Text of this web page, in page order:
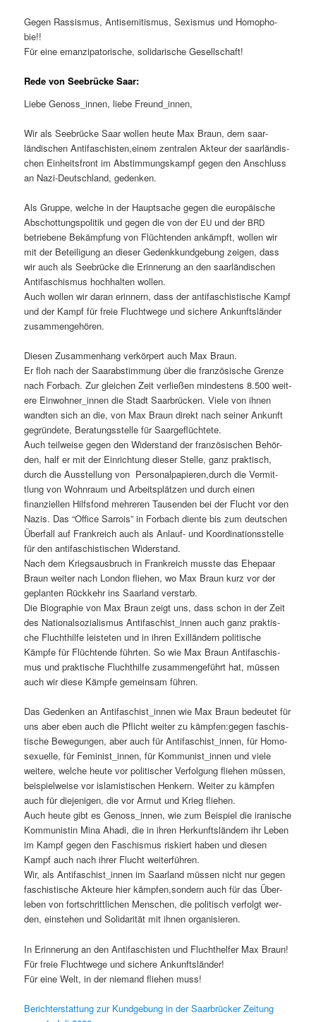
Gegen Ras­sis­mus, Anti­semitismus, Sex­is­mus und Homo­pho­
bie!!
Für eine emanzi­pa­torische, sol­i­darische Gesellschaft!
Rede von Seebrücke Saar:
Liebe Genoss_innen, liebe Freund_innen,
Wir als See­brücke Saar wollen heute Max Braun, dem saar­
ländis­chen Antifaschisten,einem zen­tralen Akteur der saar­ländis­
chen Ein­heits­front im Abstim­mungskampf gegen den Anschluss
an Nazi-Deutsch­land, gedenken.
Als Gruppe, welche in der Haupt­sache gegen die europäis­che
Abschot­tungspoli­tik und gegen die von der EU und der BRD
betriebene Bekämp­fung von Flüch­t­en­den ankämpft, wollen wir
mit der Beteili­gung an dieser Gedenkkundge­bung zeigen, dass
wir auch als See­brücke die Erin­nerung an den saar­ländis­chen
Antifaschis­mus hochhal­ten wollen.
Auch wollen wir daran erin­nern, dass der antifaschis­tis­che Kampf
und der Kampf für freie Fluchtwege und sichere Ankun­ft­slän­der
zusammengehören.
Diesen Zusam­men­hang verkör­pert auch Max Braun.
Er floh nach der Saarab­stim­mung über die franzö­sis­che Gren­ze
nach For­bach. Zur gle­ichen Zeit ver­ließen min­destens 8.500 weit­
ere Einwohner_innen die Stadt Saar­brück­en. Viele von ihnen
wandten sich an die, von Max Braun direkt nach sein­er Ankun­ft
gegrün­dete, Beratungsstelle für Saarge­flüchtete.
Auch teil­weise gegen den Wider­stand der franzö­sis­chen Behör­
den, half er mit der Ein­rich­tung dieser Stelle, ganz prak­tisch,
durch die Ausstel­lung von Personalpapieren,durch die Ver­mit­
tlung von Wohn­raum und Arbeit­splätzen und durch einen
finanziellen Hil­fs­fond mehreren Tausenden bei der Flucht vor den
Nazis. Das “Office Sar­rois” in For­bach diente bis zum deutschen
Über­fall auf Frankre­ich auch als Anlauf- und Koor­di­na­tion­sstelle
für den antifaschis­tis­chen Wider­stand.
Nach dem Kriegsaus­bruch in Frankre­ich musste das Ehep­aar
Braun weit­er nach Lon­don fliehen, wo Max Braun kurz vor der
geplanten Rück­kehr ins Saar­land ver­starb.
Die Biogra­phie von Max Braun zeigt uns, dass schon in der Zeit
des Nation­al­sozial­is­mus Antifaschist_innen auch ganz prak­tis­
che Fluchthil­fe leis­teten und in ihren Exil­län­dern poli­tis­che
Kämpfe für Flüch­t­ende führten. So wie Max Braun Antifaschis­
mus und prak­tis­che Fluchthil­fe zusam­menge­führt hat, müssen
auch wir diese Kämpfe gemein­sam führen.
Das Gedenken an Antifaschist_innen wie Max Braun bedeutet für
uns aber eben auch die Pflicht weit­er zu kämpfen:gegen faschis­
tis­che Bewe­gun­gen, aber auch für Antifaschist_innen, für Homo­
sex­uelle, für Feminist_innen, für Kommunist_innen und viele
weit­ere, welche heute vor poli­tis­ch­er Ver­fol­gung fliehen müssen,
beispiel­weise vor islamistis­chen Henkern. Weit­er zu kämpfen
auch für diejeni­gen, die vor Armut und Krieg fliehen.
Auch heute gibt es Genoss_innen, wie zum Beispiel die iranis­che
Kom­mu­nistin Mina Aha­di, die in ihren Herkun­ft­slän­dern ihr Leben
im Kampf gegen den Faschis­mus riskiert haben und diesen
Kampf auch nach ihrer Flucht weit­er­führen.
Wir, als Antifaschist_innen im Saar­land müssen nicht nur gegen
faschis­tis­che Akteure hier kämpfen,sondern auch für das Über­
leben von fortschrit­tlichen Men­schen, die poli­tisch ver­fol­gt wer­
den, ein­ste­hen und Sol­i­dar­ität mit ihnen organisieren.
In Erin­nerung an den Antifaschis­ten und Fluchthelfer Max Braun!
Für freie Fluchtwege und sichere Ankun­ft­slän­der!
Für eine Welt, in der nie­mand fliehen muss!
Berichter­stat­tung zur Kundge­bung in der Saar­brück­er Zeitung